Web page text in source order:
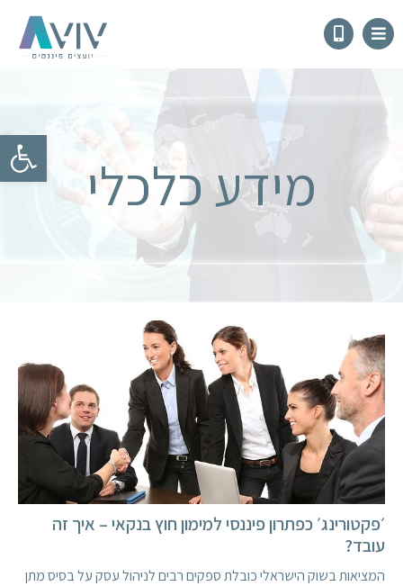
מידע כלכלי
׳פקטורינג׳ כפתרון פיננסי למימון חוץ בנקאי – איך זה
עובד?
המציאות בשוק הישראלי כובלת ספקים רבים לניהול עסק על בסיס מתן